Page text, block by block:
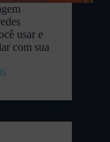
usar e
com sua